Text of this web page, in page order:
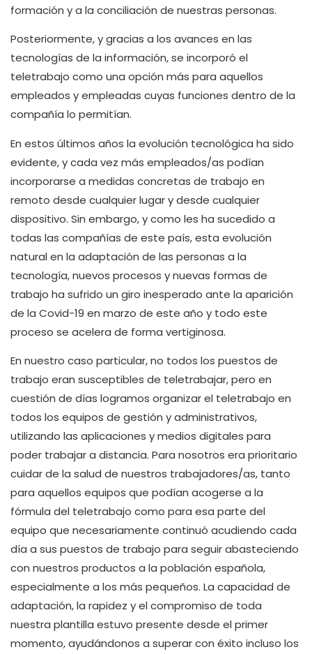
formación y a la conciliación de nuestras personas.
Posteriormente, y gracias a los avances en las
tecnologías de la información, se incorporó el
teletrabajo como una opción más para aquellos
empleados y empleadas cuyas funciones dentro de la
compañía lo permitían.
En estos últimos años la evolución tecnológica ha sido
evidente, y cada vez más empleados/as podían
incorporarse a medidas concretas de trabajo en
remoto desde cualquier lugar y desde cualquier
dispositivo. Sin embargo, y como les ha sucedido a
todas las compañías de este país, esta evolución
natural en la adaptación de las personas a la
tecnología, nuevos procesos y nuevas formas de
trabajo ha sufrido un giro inesperado ante la aparición
de la Covid-19 en marzo de este año y todo este
proceso se acelera de forma vertiginosa.
En nuestro caso particular, no todos los puestos de
trabajo eran susceptibles de teletrabajar, pero en
cuestión de días logramos organizar el teletrabajo en
todos los equipos de gestión y administrativos,
utilizando las aplicaciones y medios digitales para
poder trabajar a distancia. Para nosotros era prioritario
cuidar de la salud de nuestros trabajadores/as, tanto
para aquellos equipos que podían acogerse a la
fórmula del teletrabajo como para esa parte del
equipo que necesariamente continuó acudiendo cada
día a sus puestos de trabajo para seguir abasteciendo
con nuestros productos a la población española,
especialmente a los más pequeños. La capacidad de
adaptación, la rapidez y el compromiso de toda
nuestra plantilla estuvo presente desde el primer
momento, ayudándonos a superar con éxito incluso los